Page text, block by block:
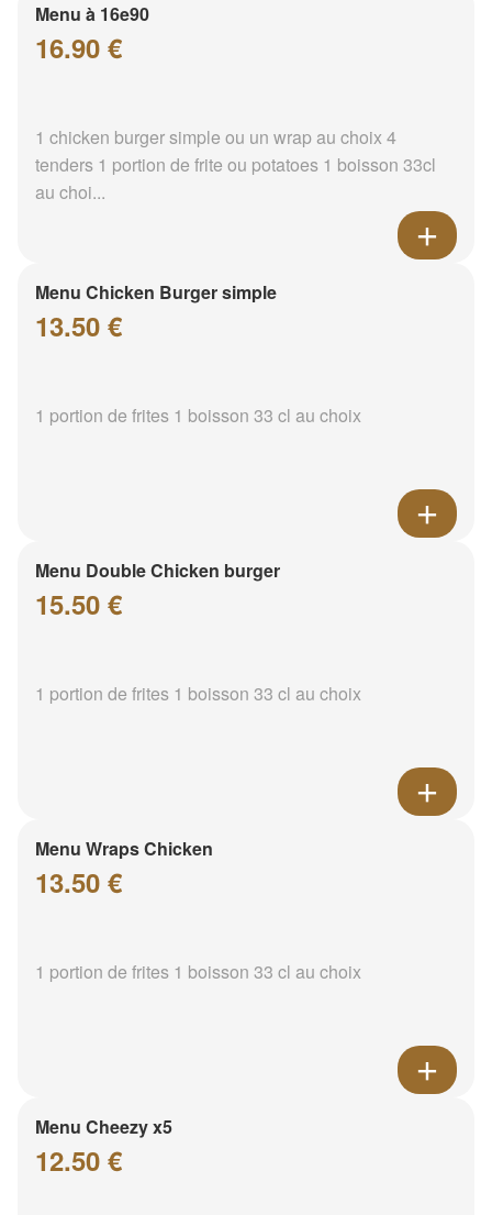
Menu à 16e90
16.90 €
1 chicken burger simple ou un wrap au choix 4
tenders 1 portion de frite ou potatoes 1 boisson 33cl
au choi...
Menu Chicken Burger simple
13.50 €
1 portion de frites 1 boisson 33 cl au choix
Menu Double Chicken burger
15.50 €
1 portion de frites 1 boisson 33 cl au choix
Menu Wraps Chicken
13.50 €
1 portion de frites 1 boisson 33 cl au choix
Menu Cheezy x5
12.50 €